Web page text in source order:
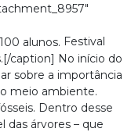
Festival
caption] No início do
sobre a importância
meio ambiente.
Dentro desse
das árvores – que